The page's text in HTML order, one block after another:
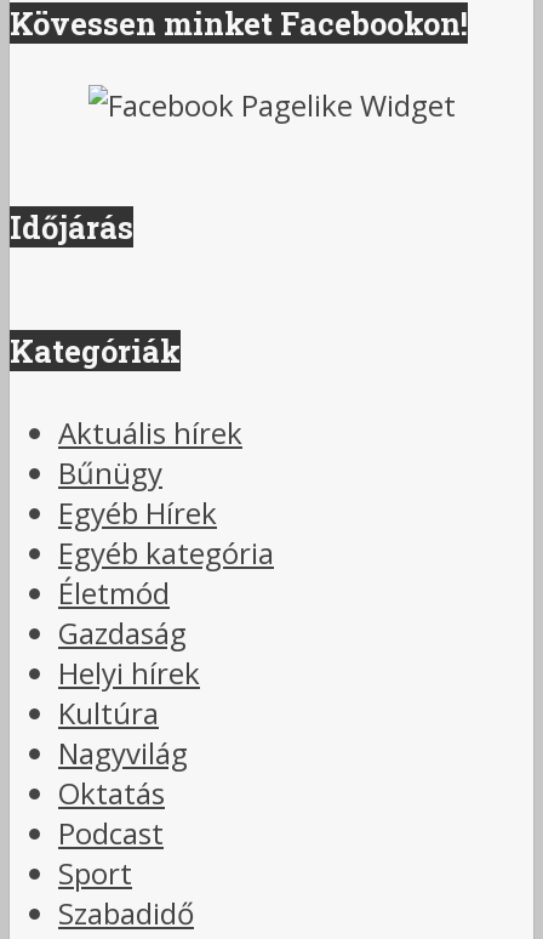
Kövessen minket Facebookon!
Időjárás
Kategóriák
Aktuális hírek
Bűnügy
Egyéb Hírek
Egyéb kategória
Életmód
Gazdaság
Helyi hírek
Kultúra
Nagyvilág
Oktatás
Podcast
Sport
Szabadidő